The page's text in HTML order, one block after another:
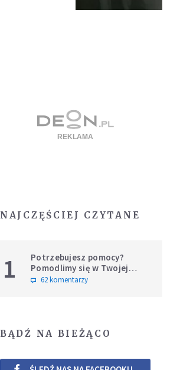
NAJCZĘŚCIEJ CZYTANE
1
Potrzebujesz pomocy?
Pomodlimy się w Twojej
intencji
62 komentarzy
BĄDŹ NA BIEŻĄCO